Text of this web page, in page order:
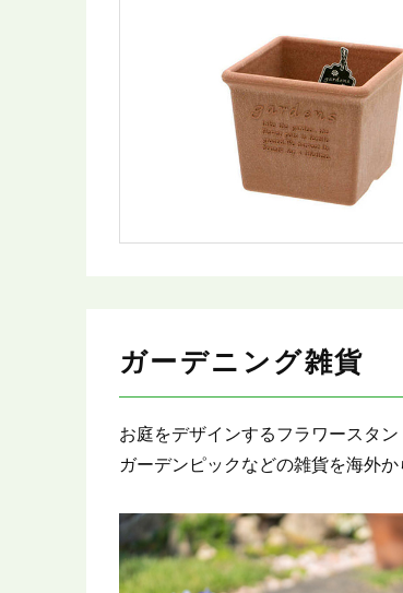
ガーデニング雑貨
お庭をデザインするフラワースタ
ガーデンピックなどの雑貨を海外